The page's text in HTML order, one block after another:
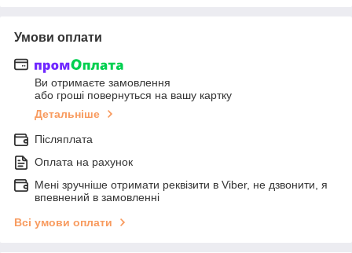
Умови оплати
Ви отримаєте замовлення
або гроші повернуться на вашу картку
Детальніше
Післяплата
Оплата на рахунок
Мені зручніше отримати реквізити в Viber, не дзвонити, я
впевнений в замовленні
Всі умови оплати